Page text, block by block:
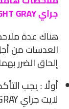
جراي MY LENS LIGHT GRAY
هناك عدة
العدسات من
إلحاق الضرر
أولًا : يجب